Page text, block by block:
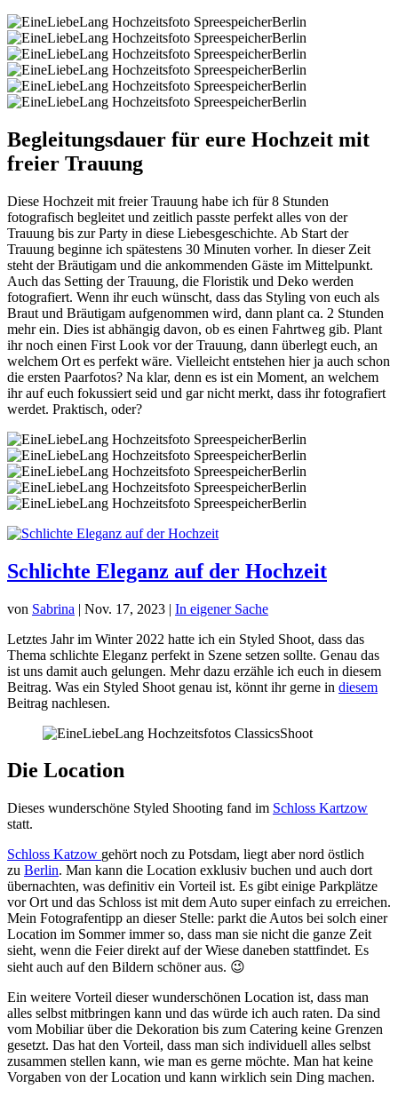
Begleitungsdauer für eure Hochzeit mit
freier Trauung
Diese Hochzeit mit freier Trauung habe ich für 8 Stunden
fotografisch begleitet und zeitlich passte perfekt alles von der
Trauung bis zur Party in diese Liebesgeschichte. Ab Start der
Trauung beginne ich spätestens 30 Minuten vorher. In dieser Zeit
steht der Bräutigam und die ankommenden Gäste im Mittelpunkt.
Auch das Setting der Trauung, die Floristik und Deko werden
fotografiert. Wenn ihr euch wünscht, dass das Styling von euch als
Braut und Bräutigam aufgenommen wird, dann plant ca. 2 Stunden
mehr ein. Dies ist abhängig davon, ob es einen Fahrtweg gib. Plant
ihr noch einen First Look vor der Trauung, dann überlegt euch, an
welchem Ort es perfekt wäre. Vielleicht entstehen hier ja auch schon
die ersten Paarfotos? Na klar, denn es ist ein Moment, an welchem
ihr auf euch fokussiert seid und gar nicht merkt, dass ihr fotografiert
werdet. Praktisch, oder?
Schlichte Eleganz auf der Hochzeit
von Sabrina | Nov. 17, 2023 | In eigener Sache
Letztes Jahr im Winter 2022 hatte ich ein Styled Shoot, dass das
Thema schlichte Eleganz perfekt in Szene setzen sollte. Genau das
ist uns damit auch gelungen. Mehr dazu erzähle ich euch in diesem
Beitrag. Was ein Styled Shoot genau ist, könnt ihr gerne in diesem
Beitrag nachlesen.
Die Location
Dieses wunderschöne Styled Shooting fand im Schloss Kartzow
statt.
Schloss Katzow gehört noch zu Potsdam, liegt aber nord östlich
zu Berlin. Man kann die Location exklusiv buchen und auch dort
übernachten, was definitiv ein Vorteil ist. Es gibt einige Parkplätze
vor Ort und das Schloss ist mit dem Auto super einfach zu erreichen.
Mein Fotografentipp an dieser Stelle: parkt die Autos bei solch einer
Location im Sommer immer so, dass man sie nicht die ganze Zeit
sieht, wenn die Feier direkt auf der Wiese daneben stattfindet. Es
sieht auch auf den Bildern schöner aus. 😉
Ein weitere Vorteil dieser wunderschönen Location ist, dass man
alles selbst mitbringen kann und das würde ich auch raten. Da sind
vom Mobiliar über die Dekoration bis zum Catering keine Grenzen
gesetzt. Das hat den Vorteil, dass man sich individuell alles selbst
zusammen stellen kann, wie man es gerne möchte. Man hat keine
Vorgaben von der Location und kann wirklich sein Ding machen.